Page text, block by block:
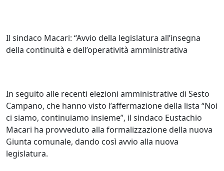
Il sindaco Macari: “Avvio della legislatura all’insegna
della continuità e dell’operatività amministrativa
In seguito alle recenti elezioni amministrative di Sesto
Campano, che hanno visto l’affermazione della lista “Noi
ci siamo, continuiamo insieme”, il sindaco Eustachio
Macari ha provveduto alla formalizzazione della nuova
Giunta comunale, dando così avvio alla nuova
legislatura.